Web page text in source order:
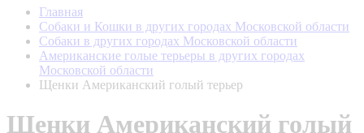
Главная
Собаки и Кошки в других городах Московской области
Собаки в других городах Московской области
Американские голые терьеры в других городах
Московской области
Щенки Американский голый терьер
Щенки Американский голый